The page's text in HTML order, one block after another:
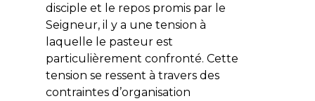
disciple et le repos promis par le
Seigneur, il y a une tension à
laquelle le pasteur est
particulièrement confronté. Cette
tension se ressent à travers des
contraintes d’organisation